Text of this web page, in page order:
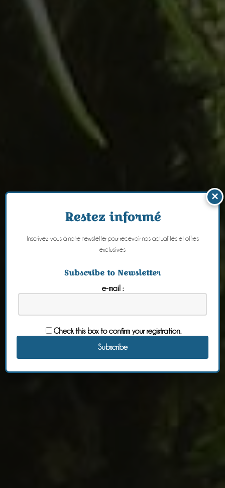
×
Restez informé
Inscrivez-vous à notre newsletter pour recevoir nos actualités et offres
exclusives
Subscribe to Newsletter
e-mail :
Check this box to confirm your registration.